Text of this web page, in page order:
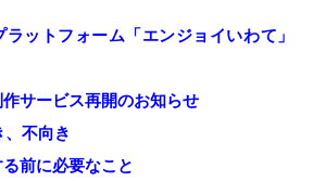
ットフォーム「エンジョイいわて」
サービス再開のお知らせ
不向き
前に必要なこと